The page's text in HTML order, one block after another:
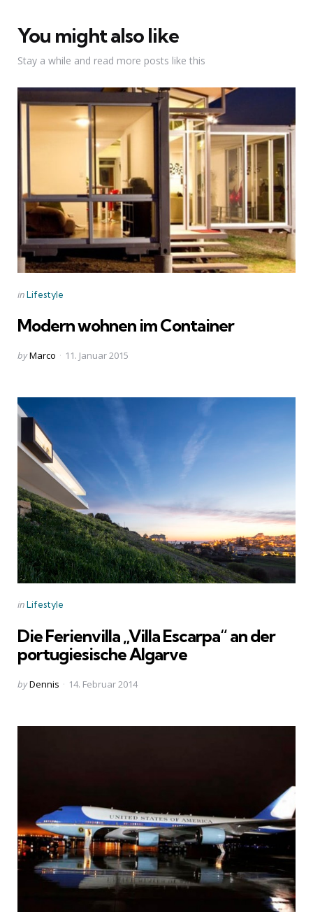
You might also like
Stay a while and read more posts like this
Categories
Posted
inLifestyle
Modern wohnen im Container
Posted
byMarco 11. Januar 2015
Categories
Posted
inLifestyle
Die Ferienvilla „Villa Escarpa“ an der
portugiesische Algarve
Posted
byDennis 14. Februar 2014